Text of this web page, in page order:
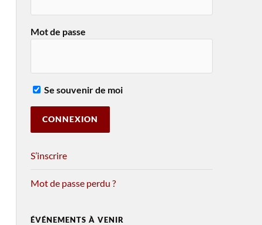
Mot de passe
Se souvenir de moi
S’inscrire
Mot de passe perdu ?
ÉVÉNEMENTS À VENIR